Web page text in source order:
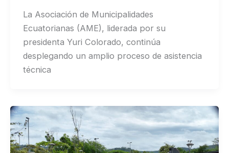
La Asociación de Municipalidades
Ecuatorianas (AME), liderada por su
presidenta Yuri Colorado, continúa
desplegando un amplio proceso de asistencia
técnica